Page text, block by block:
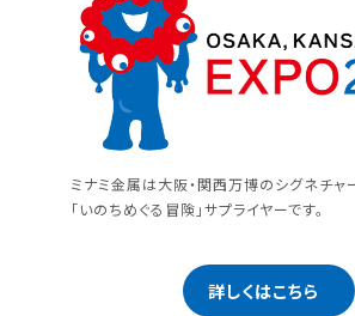
ミナミ金属は大阪・関西万博のシグネチャ
「いのちめぐる冒険」サプライヤーです。
詳しくはこちら